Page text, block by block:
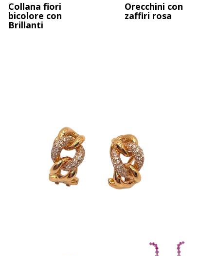
Collana fiori
bicolore con
Brillanti
Orecchini con
zaffiri rosa